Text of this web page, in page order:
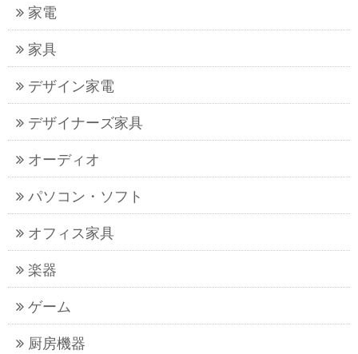
家電
家具
デザイン家電
デザイナーズ家具
オーディオ
パソコン・ソフト
オフィス家具
楽器
ゲーム
厨房機器